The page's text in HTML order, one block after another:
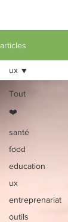
articles
Tout
❤️
santé
food
education
ux
entreprenariat
outils
ux